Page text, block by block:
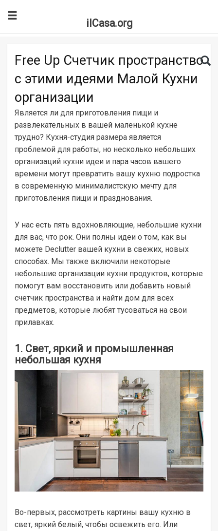
ilCasa.org
Search for:
Free Up Счетчик пространство
с этими идеями Малой Кухни
организации
Является ли для приготовления пищи и
развлекательных в вашей маленькой кухне
трудно? Кухня-студия размера является
проблемой для работы, но несколько небольших
организаций кухни идеи и пара часов вашего
времени могут превратить вашу кухню подростка
в современную минималистскую мечту для
приготовления пищи и празднования.
У нас есть пять вдохновляющие, небольшие кухни
для вас, что рок. Они полны идеи о том, как вы
можете Declutter вашей кухни в свежих, новых
способах. Мы также включили некоторые
небольшие организации кухни продуктов, которые
помогут вам восстановить или добавить новый
счетчик пространства и найти дом для всех
предметов, которые любят тусоваться на свои
прилавках.
1. Свет, яркий и промышленная
небольшая кухня
Во-первых, рассмотреть картины вашу кухню в
свет, яркий белый, чтобы освежить его. Или